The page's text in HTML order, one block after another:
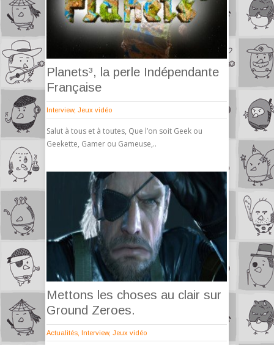
Planets³, la perle Indépendante
Française
Interview, Jeux vidéo
Salut à tous et à toutes, Que l’on soit Geek ou
Geekette, Gamer ou Gameuse,..
Mettons les choses au clair sur
Ground Zeroes.
Actualités Interview, Jeux vidéo